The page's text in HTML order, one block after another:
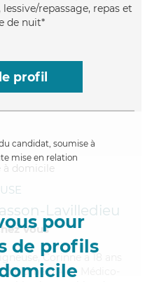
repassage, repas et
de nuit*
profil
candidat, soumise à
mise en relation
pour
de profils
Lavilledieu
Vous
Corinne a 18 ans
diplôme d'Aide Médico-